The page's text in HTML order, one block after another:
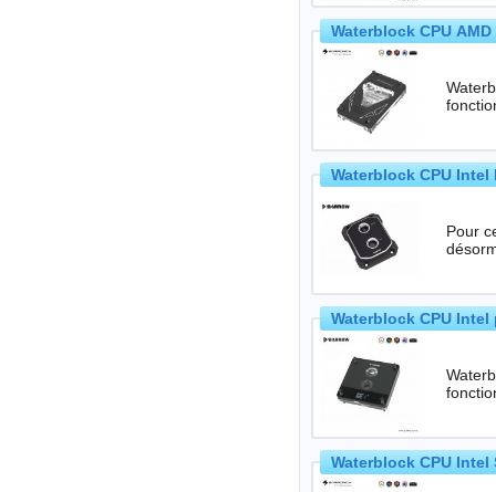
Waterblock CPU
Waterblock CPU
Pour
Waterblock CPU Intel
Waterblock CPU Intel